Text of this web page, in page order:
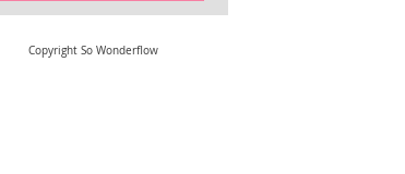
Copyright So Wonderflow